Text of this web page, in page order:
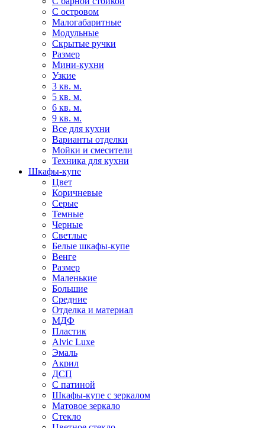
С островом
Малогабаритные
Модульные
Скрытые ручки
Размер
Мини-кухни
Узкие
3 кв. м.
5 кв. м.
6 кв. м.
9 кв. м.
Все для кухни
Варианты отделки
Мойки и смесители
Техника для кухни
Шкафы-купе
Цвет
Коричневые
Серые
Темные
Черные
Светлые
Белые шкафы-купе
Венге
Размер
Маленькие
Большие
Средние
Отделка и материал
МДФ
Пластик
Alvic Luxe
Эмаль
Акрил
ДСП
С патиной
Шкафы-купе с зеркалом
Матовое зеркало
Стекло